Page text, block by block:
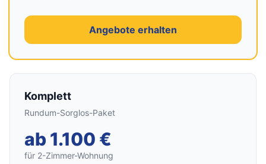
Angebote erhalten
Komplett
Rundum-Sorglos-Paket
ab 1.100 €
für 2-Zimmer-Wohnung